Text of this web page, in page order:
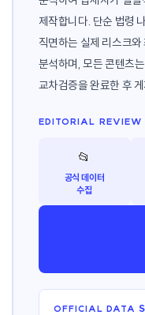
제작합니다. 단순 법령
직면하는 실제 리스크
분석하며, 모든 콘텐츠
교차검증을 완료한 후
EDITORIAL REVIEW
📂
공식 데이터
수집
OFFICIAL DATA